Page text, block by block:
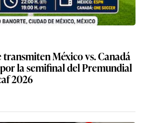
México vs. Canadá
la semifinal del Premundial
2026